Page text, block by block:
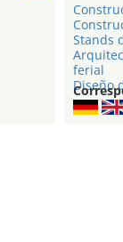
Stands
ferial
Diseño